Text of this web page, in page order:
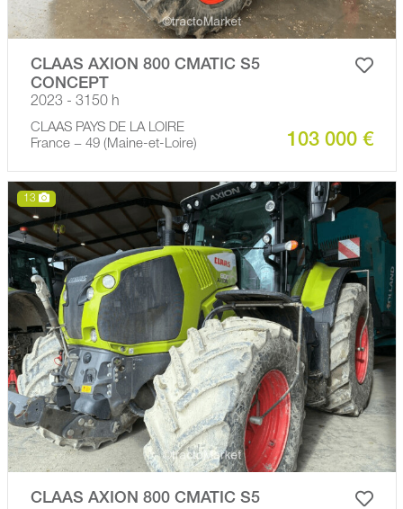
CLAAS AXION 800 CMATIC S5
CONCEPT
2023 - 3150 h
CLAAS PAYS DE LA LOIRE
France − 49 (Maine-et-Loire)
103 000 €
13
CLAAS AXION 800 CMATIC S5